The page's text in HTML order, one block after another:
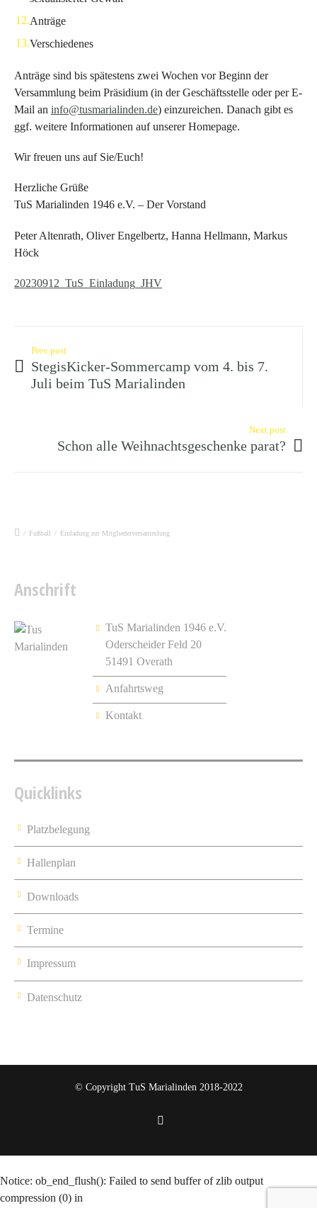
Anträge
Verschiedenes
Anträge sind bis spätestens zwei Wochen vor Beginn der
Versammlung beim Präsidium (in der Geschäftsstelle oder per E-
Mail an info@tusmarialinden.de) einzureichen. Danach gibt es
ggf. weitere Informationen auf unserer Homepage.
Wir freuen uns auf Sie/Euch!
Herzliche Grüße
TuS Marialinden 1946 e.V. – Der Vorstand
Peter Altenrath, Oliver Engelbertz, Hanna Hellmann, Markus
Höck
20230912_TuS_Einladung_JHV
Prev post
StegisKicker-Sommercamp vom 4. bis 7.
Juli beim TuS Marialinden
Next post
Schon alle Weihnachtsgeschenke parat?
/ Fußball / Einladung zur Mitgliederversammlung
Anschrift
TuS Marialinden 1946 e.V.
Oderscheider Feld 20
51491 Overath
Anfahrtsweg
Kontakt
Quicklinks
Platzbelegung
Hallenplan
Downloads
Termine
Impressum
Datenschutz
© Copyright TuS Marialinden 2018-2022
Notice: ob_end_flush(): Failed to send buffer of zlib output
compression (0) in